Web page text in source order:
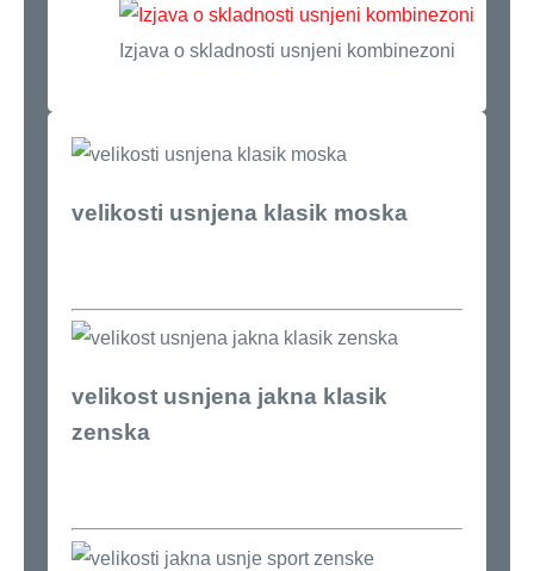
Izjava o skladnosti usnjeni kombinezoni
velikosti usnjena klasik moska
velikost usnjena jakna klasik
zenska